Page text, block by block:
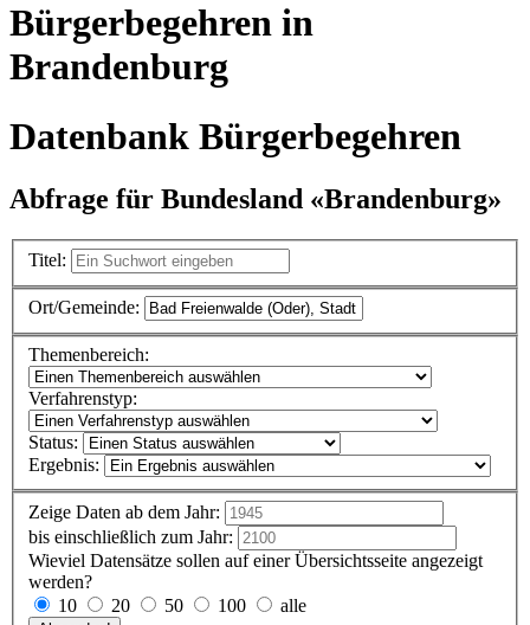
Bürgerbegehren in
Brandenburg
Datenbank Bürgerbegehren
Abfrage für Bundesland «Brandenburg»
Titel:
Ort/Gemeinde:
Themenbereich:
Verfahrenstyp:
Status:
Ergebnis:
Zeige Daten ab dem Jahr:
bis einschließlich zum Jahr:
Wieviel Datensätze sollen auf einer Übersichtsseite angezeigt
werden?
10
20 50 100 alle